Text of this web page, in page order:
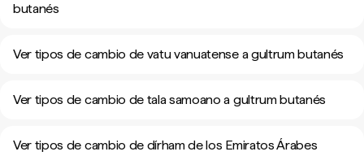
butanés
Ver tipos de cambio de vatu vanuatense a gultrum butanés
Ver tipos de cambio de tala samoano a gultrum butanés
Ver tipos de cambio de dírham de los Emiratos Árabes